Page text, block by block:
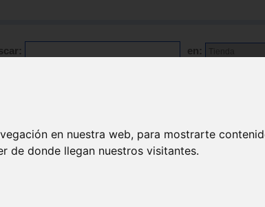
en nuestra web, para mostrarte
de donde llegan nuestros visitantes.
en: